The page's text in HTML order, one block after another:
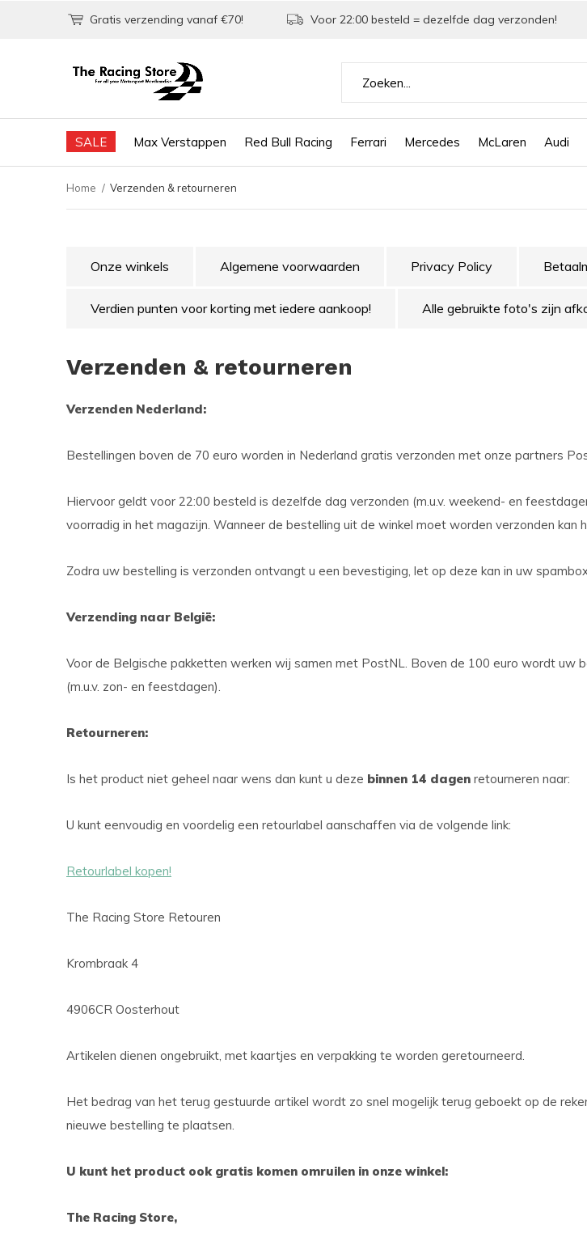
SALE Max Verstappen Red Bull Racing Ferrari Mercedes McLaren Audi
Gratis verzending vanaf €70! Voor 22:00 besteld = dezelfde dag verzonden!
Home Verzenden & retourneren
Onze winkels Algemene voorwaarden Privacy Policy
Verdien punten voor korting met iedere aankoop! Alle gebruikte foto's zijn
Verzenden & retourneren
Verzenden Nederland:
Bestellingen boven de 70 euro worden in Nederland gratis verzonden met onze partners
Hiervoor geldt voor 22:00 besteld is dezelfde dag verzonden (m.u.v. weekend- en
voorradig in het magazijn. Wanneer de bestelling uit de winkel moet worden verzonden kan
Zodra uw bestelling is verzonden ontvangt u een bevestiging, let op deze kan in uw
Verzending naar België:
Voor de Belgische pakketten werken wij samen met PostNL. Boven de 100 euro wordt uw
(m.u.v. zon- en feestdagen).
Retourneren:
Is het product niet geheel naar wens dan kunt u deze binnen 14 dagen retourneren naar:
U kunt eenvoudig en voordelig een retourlabel aanschaffen via de volgende link:
Retourlabel kopen!
The Racing Store Retouren
Krombraak 4
4906CR Oosterhout
Artikelen dienen ongebruikt, met kaartjes en verpakking te worden geretourneerd.
Het bedrag van het terug gestuurde artikel wordt zo snel mogelijk terug geboekt op de
nieuwe bestelling te plaatsen.
U kunt het product ook gratis komen omruilen in onze winkel:
The Racing Store,